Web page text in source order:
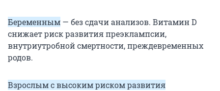
Беременным — без сдачи анализов. Витамин D
снижает риск развития преэклампсии,
внутриутробной смертности, преждевременных
родов.
Взрослым с высоким риском развития